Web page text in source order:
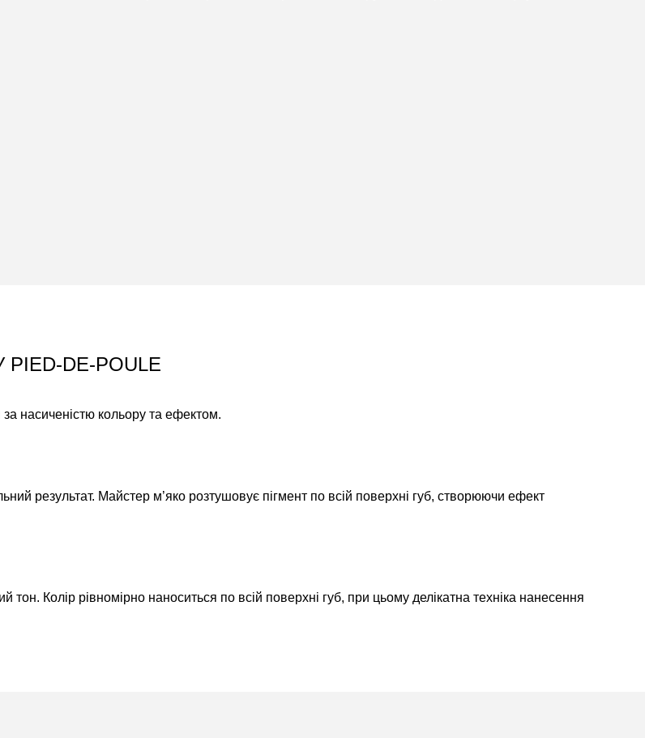
DE-POULE
насиченістю кольору та ефектом.
результат. Майстер м’яко розтушовує пігмент по всій поверхні губ, створюючи ефект
Колір рівномірно наноситься по всій поверхні губ, при цьому делікатна техніка нанесення